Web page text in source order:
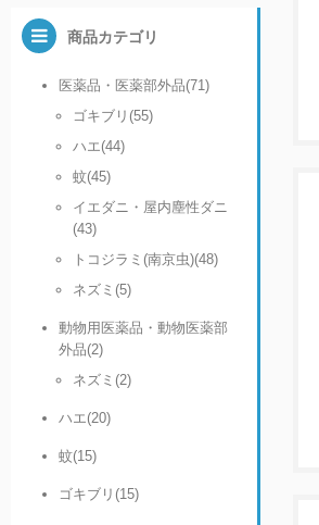
商品カテゴリ
医薬品・医薬部外品(71)
ゴキブリ(55)
ハエ(44)
蚊(45)
イエダニ・屋内塵性ダニ
(43)
トコジラミ(南京虫)(48)
ネズミ(5)
動物用医薬品・動物医薬部
外品(2)
ネズミ(2)
ハエ(20)
蚊(15)
ゴキブリ(15)